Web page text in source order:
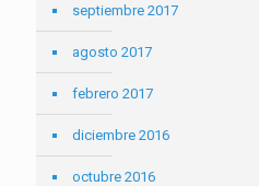
septiembre 2017
agosto 2017
febrero 2017
diciembre 2016
octubre 2016